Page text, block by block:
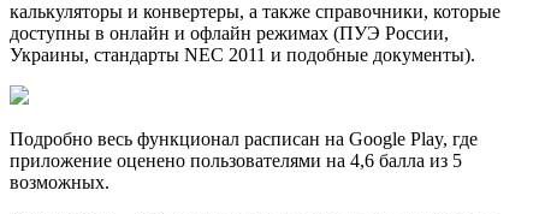
калькуляторы и конвертеры, а также справочники, которые
доступны в онлайн и офлайн режимах (ПУЭ России,
Украины, стандарты NEC 2011 и подобные документы).
Подробно весь функционал расписан на Google Play, где
приложение оценено пользователями на 4,6 балла из 5
возможных.